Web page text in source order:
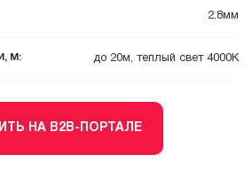
2.8мм
М: до 20м, теплый свет 4000К
НА B2B-ПОРТАЛЕ